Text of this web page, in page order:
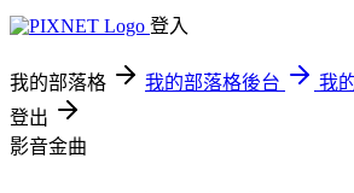
登入
我的部落格 我的部落格後台
我
登出
影音金曲